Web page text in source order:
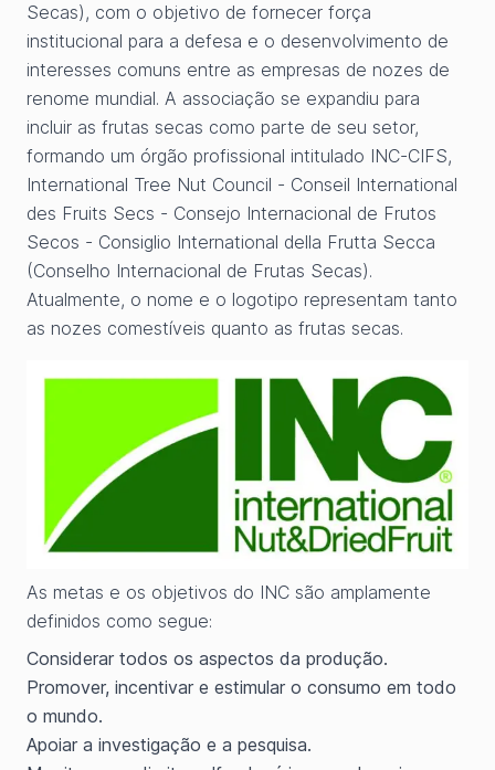
Secas), com o objetivo de fornecer força
institucional para a defesa e o desenvolvimento de
interesses comuns entre as empresas de nozes de
renome mundial. A associação se expandiu para
incluir as frutas secas como parte de seu setor,
formando um órgão profissional intitulado INC-CIFS,
International Tree Nut Council - Conseil International
des Fruits Secs - Consejo Internacional de Frutos
Secos - Consiglio International della Frutta Secca
(Conselho Internacional de Frutas Secas).
Atualmente, o nome e o logotipo representam tanto
as nozes comestíveis quanto as frutas secas.
As metas e os objetivos do INC são amplamente
definidos como segue:
Considerar todos os aspectos da produção.
Promover, incentivar e estimular o consumo em todo
o mundo.
Apoiar a investigação e a pesquisa.